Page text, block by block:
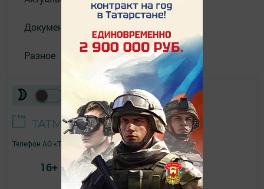
Документы
Разное
Телефон АО «ТАТМЕДИА»:(843) 222 09 84
16+